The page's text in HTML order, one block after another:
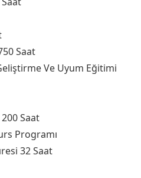
Saat
Ve Uyum Eğitimi
Saat
Programı
32 Saat